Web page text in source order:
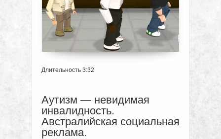
Длительность 3:32
Аутизм — невидимая
инвалидность.
Австралийская социальная
реклама.